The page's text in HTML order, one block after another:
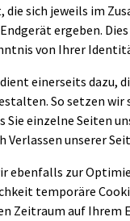
sich jeweils im
ergeben.
von Ihrer
einerseits dazu,
So setzen wir
Sie einzelne Seiten
Verlassen unserer
ebenfalls zur
temporäre
Zeitraum auf Ihrem